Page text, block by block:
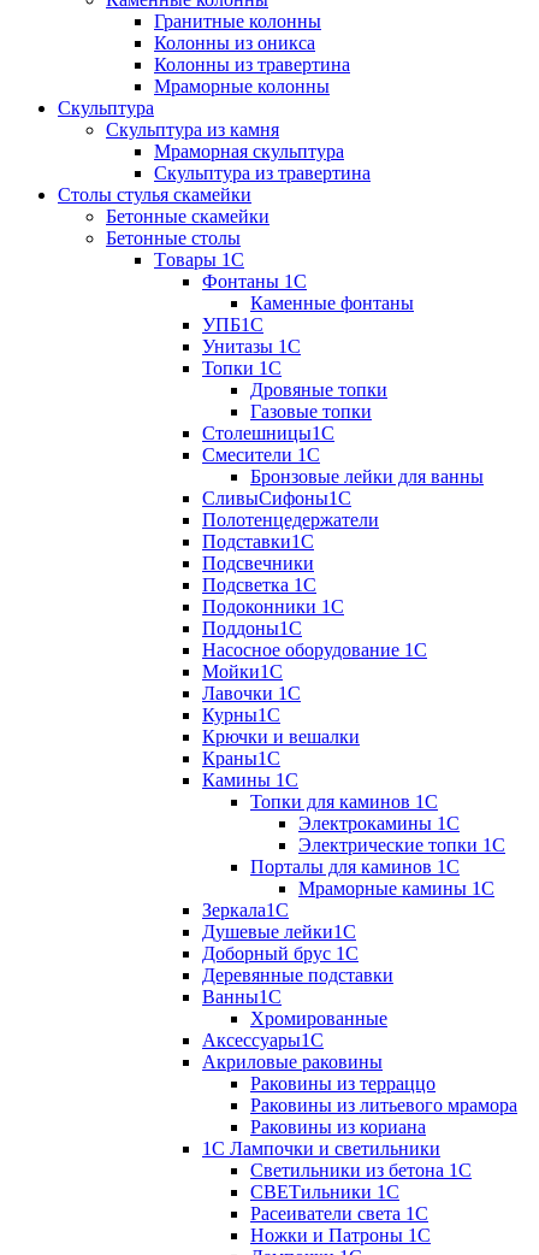
Гранитные колонны
Колонны из оникса
Колонны из травертина
Мраморные колонны
Скульптура
Скульптура из камня
Мраморная скульптура
Скульптура из травертина
Столы стулья скамейки
Бетонные скамейки
Бетонные столы
Tовары 1C
Фонтаны 1C
Каменные фонтаны
УПБ1С
Унитазы 1С
Топки 1С
Дровяные топки
Газовые топки
Столешницы1С
Смесители 1С
Бронзовые лейки для ванны
СливыСифоны1С
Полотенцедержатели
Подставки1С
Подсвечники
Подсветка 1С
Подоконники 1С
Поддоны1С
Насосное оборудование 1С
Мойки1С
Лавочки 1С
Курны1С
Крючки и вешалки
Краны1С
Камины 1C
Топки для каминов 1C
Электрокамины 1С
Электрические топки 1C
Порталы для каминов 1С
Мраморные камины 1C
Зеркала1С
Душевые лейки1С
Доборный брус 1С
Деревянные подставки
Ванны1С
Хромированные
Аксессуары1С
Акриловые раковины
Раковины из терраццо
Раковины из литьевого мрамора
Раковины из кориана
1С Лампочки и светильники
Светильники из бетона 1С
СВЕТильники 1С
Расеиватели света 1С
Ножки и Патроны 1С